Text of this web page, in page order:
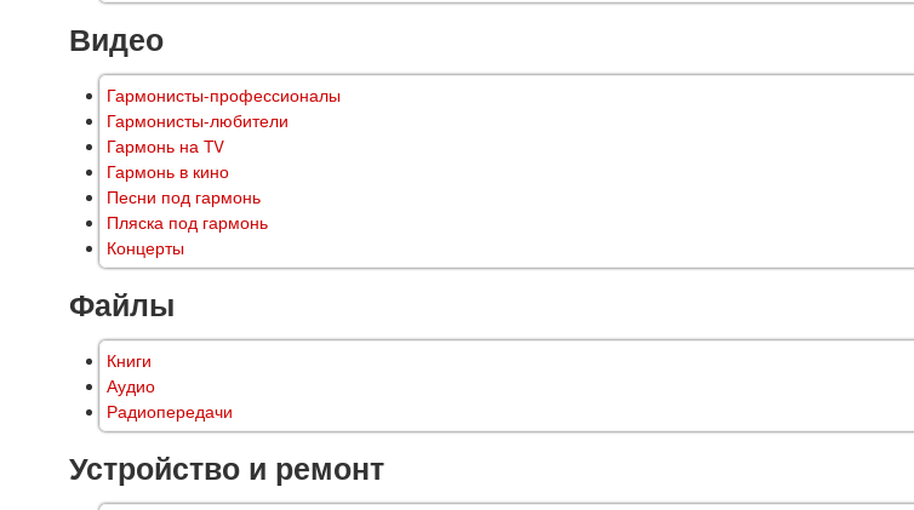
Видео
Гармонисты-профессионалы
Гармонисты-любители
Гармонь на TV
Гармонь в кино
Песни под гармонь
Пляска под гармонь
Концерты
Файлы
Книги
Аудио
Радиопередачи
Устройство и ремонт